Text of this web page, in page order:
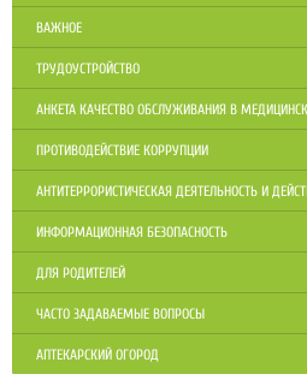
ВАЖНОЕ
ТРУДОУСТРОЙСТВО
АНКЕТА КАЧЕСТВО ОБСЛУЖИВАНИЯ В
ПРОТИВОДЕЙСТВИЕ КОРРУПЦИИ
АНТИТЕРРОРИСТИЧЕСКАЯ ДЕЯТЕЛЬНОСТЬ И
ИНФОРМАЦИОННАЯ БЕЗОПАСНОСТЬ
ДЛЯ РОДИТЕЛЕЙ
ЧАСТО ЗАДАВАЕМЫЕ ВОПРОСЫ
АПТЕКАРСКИЙ ОГОРОД